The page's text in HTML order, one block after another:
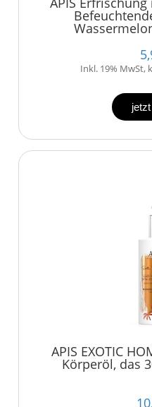
Inkl. 19% MwSt,
APIS EXOTIC
Körperöl, das